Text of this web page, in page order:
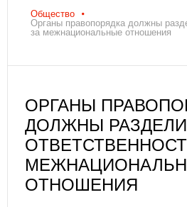
Общество
Органы правопорядка должны
за межнациональные отношения
ОРГАНЫ
ДОЛЖНЫ
ОТНОШЕНИЯ